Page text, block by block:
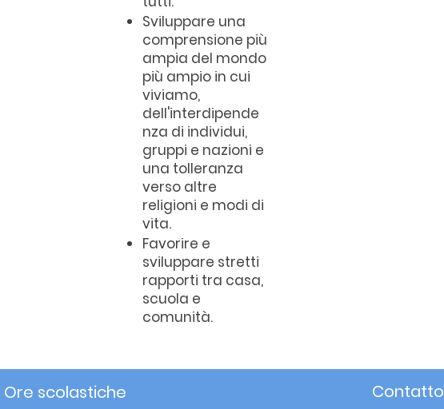
Sviluppare una
comprensione più
ampia del mondo
più ampio in cui
viviamo,
dell'interdipende
nza di individui,
gruppi e nazioni e
una tolleranza
verso altre
religioni e modi di
vita.
Favorire e
sviluppare stretti
rapporti tra casa,
scuola e
comunità.
Ore scolastiche Contatto